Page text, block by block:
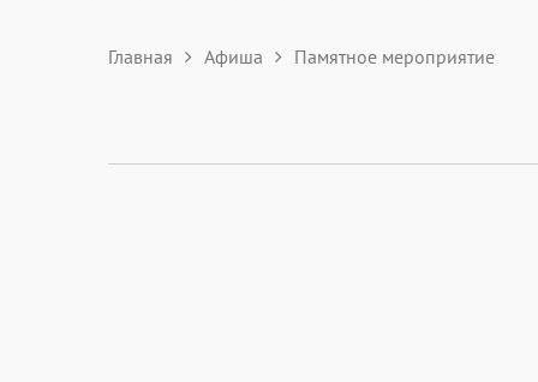
Главная Афиша Памятное мероприятие